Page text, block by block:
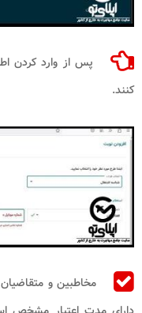
پس از وارد کردن
کنند.
مخاطبین و